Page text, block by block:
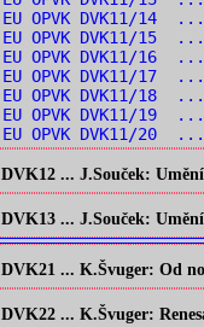
EU OPVK DVK11/14 ...
EU OPVK DVK11/15 ...
EU OPVK DVK11/16 ...
EU OPVK DVK11/17 ...
EU OPVK DVK11/18 ...
EU OPVK DVK11/19 ...
EU OPVK DVK11/20 ...
DVK12 ... J.Souček:
DVK13 ... J.Souček:
DVK21 ... K.Švuger: Od
DVK22 ... K.Švuger: